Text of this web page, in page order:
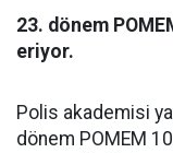
23. dönem
eriyor.
Polis akademisi
dönem POMEM